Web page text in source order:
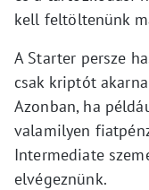
kell feltöltenünk
A Starter persze
csak kriptót
Azonban, ha
valamilyen
Intermediate
elvégeznünk.